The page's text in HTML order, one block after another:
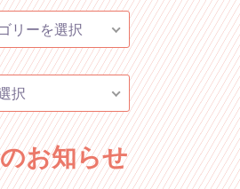
リーを選択
択
お知らせ